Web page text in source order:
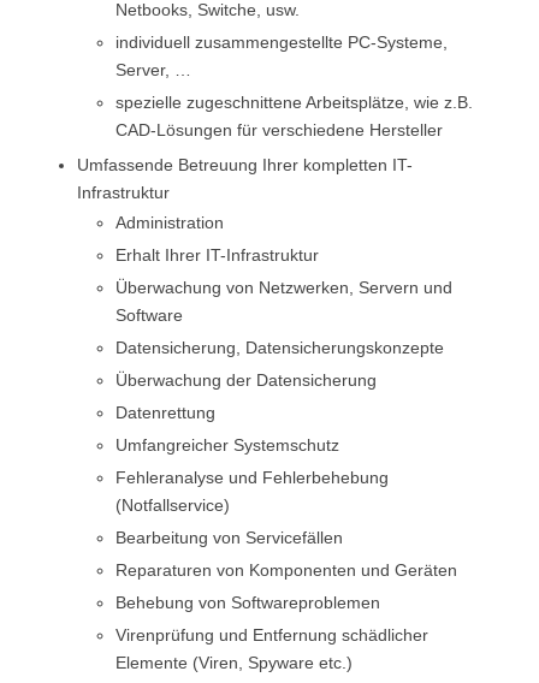
Netbooks, Switche, usw.
individuell zusammengestellte PC-Systeme,
Server, …
spezielle zugeschnittene Arbeitsplätze, wie z.B.
CAD-Lösungen für verschiedene Hersteller
Umfassende Betreuung Ihrer kompletten IT-
Infrastruktur
Administration
Erhalt Ihrer IT-Infrastruktur
Überwachung von Netzwerken, Servern und
Software
Datensicherung, Datensicherungskonzepte
Überwachung der Datensicherung
Datenrettung
Umfangreicher Systemschutz
Fehleranalyse und Fehlerbehebung
(Notfallservice)
Bearbeitung von Servicefällen
Reparaturen von Komponenten und Geräten
Behebung von Softwareproblemen
Virenprüfung und Entfernung schädlicher
Elemente (Viren, Spyware etc.)